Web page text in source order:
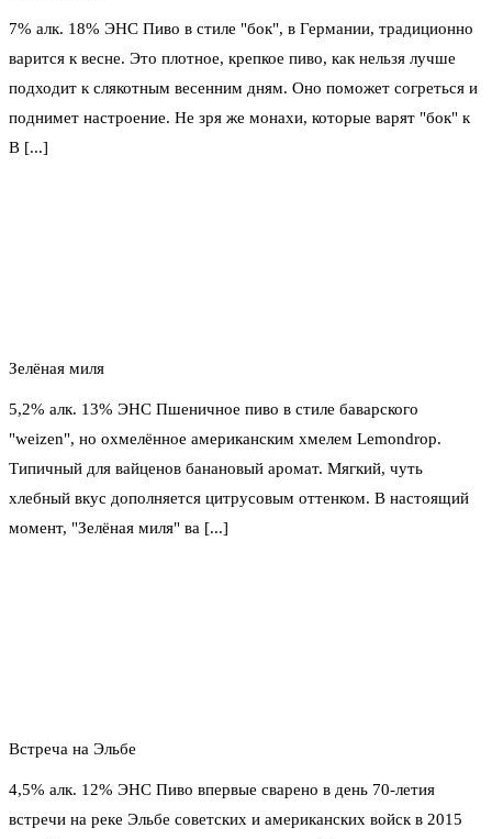
7% алк. 18% ЭНС Пиво в стиле "бок", в Германии, традиционно
варится к весне. Это плотное, крепкое пиво, как нельзя лучше
подходит к слякотным весенним дням. Оно поможет согреться и
поднимет настроение. Не зря же монахи, которые варят "бок" к
В [...]
Зелёная миля
5,2% алк. 13% ЭНС Пшеничное пиво в стиле баварского
"weizen", но охмелённое американским хмелем Lemondrop.
Типичный для вайценов банановый аромат. Мягкий, чуть
хлебный вкус дополняется цитрусовым оттенком. В настоящий
момент, "Зелёная миля" ва [...]
Встреча на Эльбе
4,5% алк. 12% ЭНС Пиво впервые сварено в день 70-летия
встречи на реке Эльбе советских и американских войск в 2015